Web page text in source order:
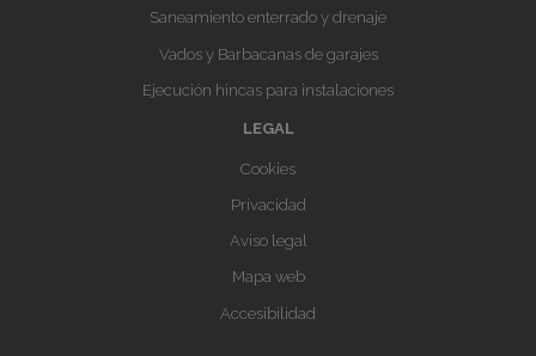
Saneamiento enterrado y drenaje
Vados y Barbacanas de garajes
Ejecución hincas para instalaciones
LEGAL
Cookies
Privacidad
Aviso legal
Mapa web
Accesibilidad